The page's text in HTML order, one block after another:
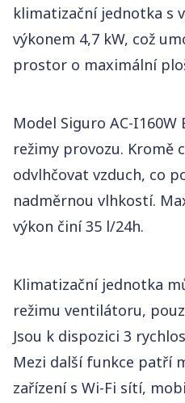
klimatizační jednotka s
výkonem 4,7 kW, což
prostor o maximální
Model Siguro AC-
režimy provozu. Kromě
odvlhčovat vzduch, co
nadměrnou vlhkostí.
výkon činí 35 l/24h.
Klimatizační jednotka
režimu ventilátoru,
Jsou k dispozici 3
Mezi další funkce patří
zařízení s Wi-Fi sítí,